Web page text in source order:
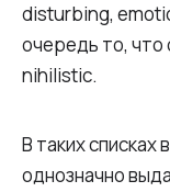
disturbing,
очередь то, что
nihilistic.
В таких списках
однозначно